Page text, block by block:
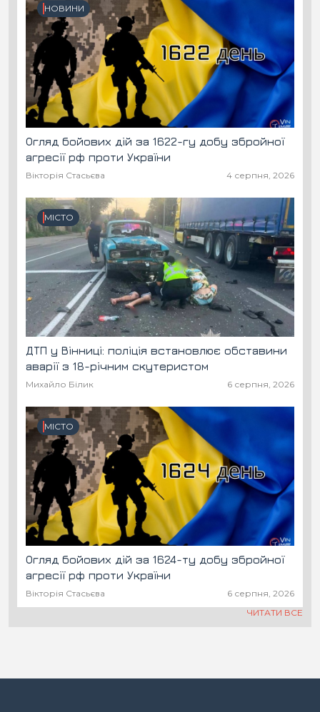
НОВИНИ
Огляд бойових дій за 1622-гу добу збройної
агресії рф проти України
Вікторія Стасьєва 4 серпня, 2026
МІСТО
ДТП у Вінниці: поліція встановлює обставини
аварії з 18-річним скутеристом
Михайло Білик 6 серпня, 2026
МІСТО
Огляд бойових дій за 1624-ту добу збройної
агресії рф проти України
Вікторія Стасьєва
6 серпня, 2026
ЧИТАТИ ВСЕ